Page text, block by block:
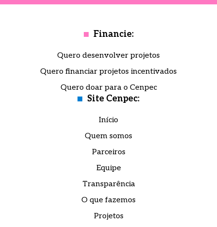
Financie:
Quero desenvolver projetos
Quero financiar projetos incentivados
Quero doar para o Cenpec
Site Cenpec:
Início
Quem somos
Parceiros
Equipe
Transparência
O que fazemos
Projetos